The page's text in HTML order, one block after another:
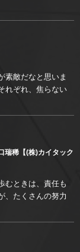
素敵だなと思いま
れぞれ、焦らない
瑞稀【(株)カイタック
むときは、責任も
、たくさんの努力